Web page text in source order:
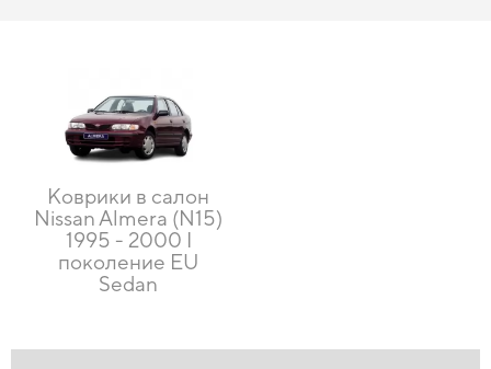
Коврики в салон
Nissan Almera (N15)
1995 - 2000 I
поколение EU
Sedan